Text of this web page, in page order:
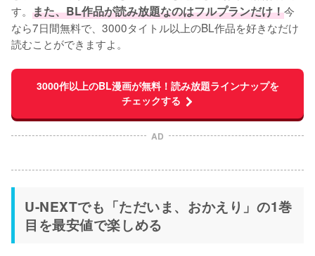
す。 また、BL作品が読み放題なのはフルプランだけ！今
なら7日間無料で、3000タイトル以上のBL作品を好きなだけ
読むことができますよ。
3000作以上のBL漫画が無料！読み放題ラインナップを
チェックする
AD
U-NEXTでも「ただいま、おかえり」の1巻
目を最安値で楽しめる